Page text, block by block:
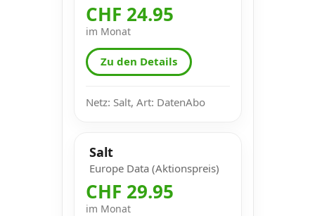
CHF 24.95
im Monat
Zu den Details
Netz: Salt, Art: DatenAbo
Salt
Europe Data (Aktionspreis)
CHF 29.95
im Monat